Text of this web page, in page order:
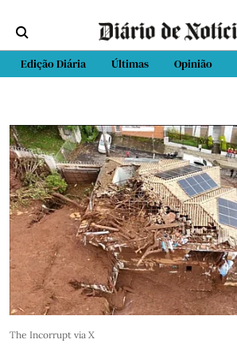
Edição Diária Últimas Opinião
The Incorrupt via X